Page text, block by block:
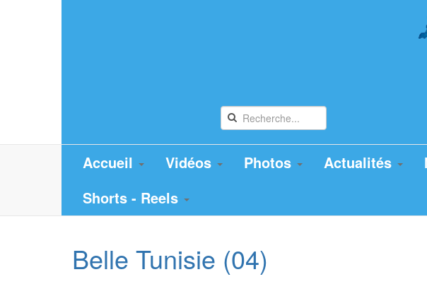
Accueil Vidéos Photos Actualités
Shorts - Reels
Belle Tunisie (04)